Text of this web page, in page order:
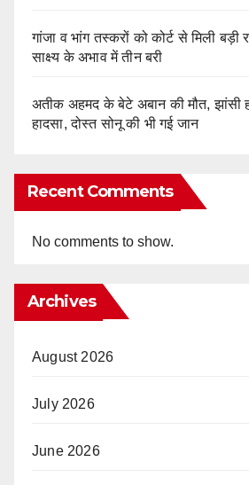
गांजा व भांग तस्करों को कोर्ट से मिली बड़ी
साक्ष्य के अभाव में तीन बरी
अतीक अहमद के बेटे अबान की मौत, झांसी
हादसा, दोस्त सोनू की भी गई जान
Recent Comments
No comments to show.
Archives
August 2026
July 2026
June 2026